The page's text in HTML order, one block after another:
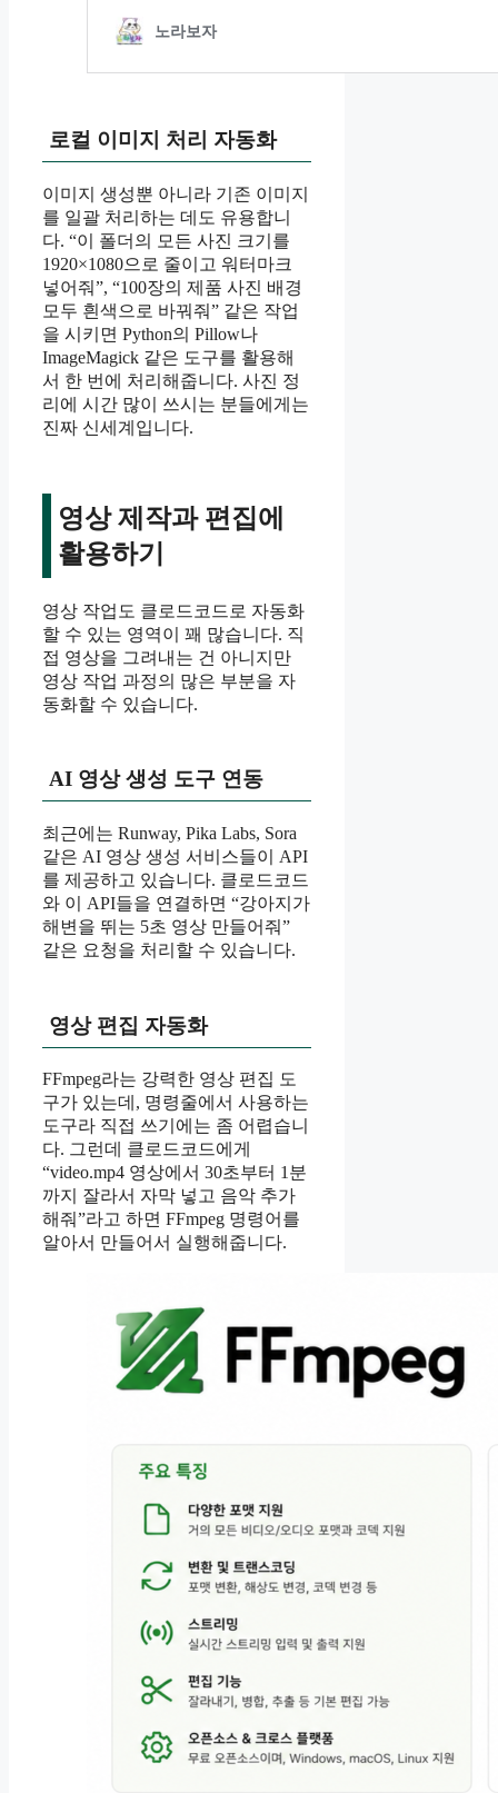
로컬 이미지 처리 자동화
이미지 생성뿐 아니라 기존 이미지
를 일괄 처리하는 데도 유용합니
다. “이 폴더의 모든 사진 크기를
1920×1080으로 줄이고 워터마크
넣어줘”, “100장의 제품 사진 배경
모두 흰색으로 바꿔줘” 같은 작업
을 시키면 Python의 Pillow나
ImageMagick 같은 도구를 활용해
서 한 번에 처리해줍니다. 사진 정
리에 시간 많이 쓰시는 분들에게는
진짜 신세계입니다.
영상 제작과 편집에
활용하기
영상 작업도 클로드코드로 자동화
할 수 있는 영역이 꽤 많습니다. 직
접 영상을 그려내는 건 아니지만
영상 작업 과정의 많은 부분을 자
동화할 수 있습니다.
AI 영상 생성 도구 연동
최근에는 Runway, Pika Labs, Sora
같은 AI 영상 생성 서비스들이 API
를 제공하고 있습니다. 클로드코드
와 이 API들을 연결하면 “강아지가
해변을 뛰는 5초 영상 만들어줘”
같은 요청을 처리할 수 있습니다.
영상 편집 자동화
FFmpeg라는 강력한 영상 편집 도
구가 있는데, 명령줄에서 사용하는
도구라 직접 쓰기에는 좀 어렵습니
다. 그런데 클로드코드에게
“video.mp4 영상에서 30초부터 1분
까지 잘라서 자막 넣고 음악 추가
해줘”라고 하면 FFmpeg 명령어를
알아서 만들어서 실행해줍니다.